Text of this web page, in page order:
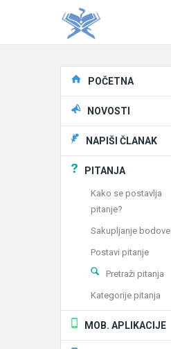
Explore
POČETNA
NOVOSTI
NAPIŠI ČLANAK
PITANJA
Kako se postavlja
pitanje?
Sakupljanje bodove
Postavi pitanje
Pretraži pitanja
Kategorije pitanja
MOB. APLIKACIJE